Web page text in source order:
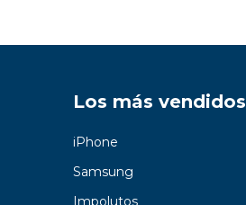
Los más vendidos
iPhone
Samsung
Impolutos